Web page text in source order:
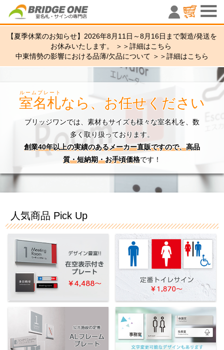
室名札・
【夏季休業のお知らせ】2026年8月11日～8月16日まで製造/発送を
お休みいたします。 ＞＞詳細はこちら
中東情勢の影響における品薄/欠品について ＞＞詳細はこちら
室名札
ルームプレート
なら、お任せください
ブリッジワンでは、素材もサイズも様々な室名札を、数
多く取り扱っております。
創業40年以上の実績のあるメーカー直販ですので、高品
質・短納期・お手頃価格です！
人気商品 Pick Up